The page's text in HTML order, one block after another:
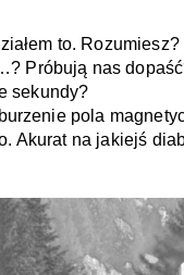
to.
Próbują nas
sekundy?
pola
Akurat na jakiejś